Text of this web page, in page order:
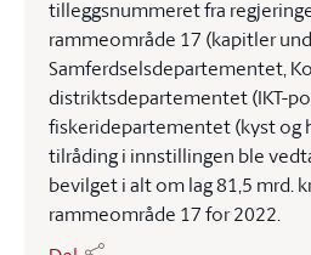
tilleggsnummeret fra
rammeområde 17 (kapitler
Samferdselsdepartementet,
distriktsdepartementet (IKT-
fiskeridepartementet (kyst og
tilråding i innstillingen ble
bevilget i alt om lag 81,5 mrd.
rammeområde 17 for 2022.